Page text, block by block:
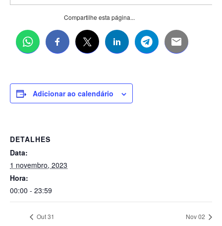
Compartilhe esta página...
Adicionar ao calendário
DETALHES
Data:
1 novembro, 2023
Hora:
00:00 - 23:59
Out 31 Nov 02